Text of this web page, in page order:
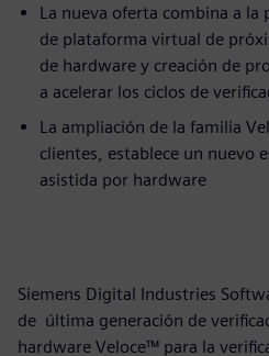
La nueva oferta combina a la
de plataforma virtual de
de hardware y creación de
a acelerar los ciclos de
La ampliación de la familia
clientes, establece un nuevo
asistida por hardware
Siemens Digital Industries
de última generación de
hardware Veloce™ para la